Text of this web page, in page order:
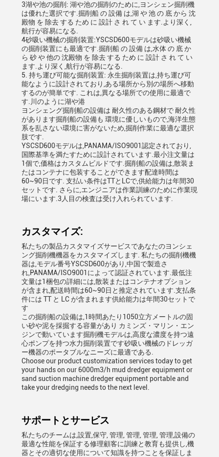
3湖や池の掘削: 湖や池の掘削のために,ヨンシェン掘削機
は優れた選択です.掘削船 の 設備 は,湖 や 池 の 底 から 沈
殿物 を 除去 する ため に 設計 さ れ て い ます.より深く,
航行が容易になる.
4砂吸い機械の掘削装置:YSCSD600モデルは砂吸い機械
の掘削装置にも最適です.掘削船 の 設備 は,水体 の 底 か
ら 砂 や 他の 沈殿物 を 除去 する ため に 設計 さ れ て い
ます.より深く,航行が容易になる.
5. 持ち運び可能な掘削装置: 永生掘削装置は,持ち運び可
能なように設計されており,ある場所から別の場所へ移動
するのが簡単です. これは,異なる場所での使用に最適で
す.川のように湖や港
ヨンシェング掘削船の設備は 耐久性のある鋼材で 耐久性
があります掘削船の設備も 環境に優しいもので,海洋生態
系を乱さない環境に害がないため,掘削作業に最適な選択
肢です.
YSCSD600モデルは,PANAMA/ISO9001認定されており,
国際基準を満たすために設計されています.最小注文量は
1個で,価格はカスタムビルドです.掘削船の設備は,散装ま
たはコンテナに包装することができます配達時間は
60~90日です. 支払い条件はTTとLCで,供給能力は年間30
セットです. さらに,エンジニアは作業訓練のために作業現
場にいます.3人目の検査は受け入れられています.
カスタマイズ:
私たちの製品カスタマイズサービスであなたのヨンシェ
ング掘削機機器をカスタマイズします. 私たちの掘削機機
器は,モデル番号YSCSD600があり,中国で製造さ
れ,PANAMA/ISO9001によって認証されています.最低注
文量は1梱包の詳細には,散装またはコンテナオプション
が含まれ,配送時間は60~90日と推定されています.支払条
件には TT と LC が含まれます供給能力は年間30セットで
す
この掘削船の設備は,1時間あたり1050立方メートルの固
い砂や泥を採掘する容量があり カミンズ・マリン・エン
ジンで動いています掘削機モデルは,高度な濃度を持つ遠
心ポンプを持つ水力掘削装置です砂吸い機械のドレッガ
ー機器のポータブルなニーズに最適である.
Choose our product customization services today to get
your hands on our 6000m3/h mud dredger equipment or
sand suction machine dredger equipment portable and
take your dredging needs to the next level.
サポートとサービス
私たちのチームは,設置,保守, 管理, 管理, 管理, 管理,設備の
最適な性能を保証する修理顧客に訓練と教育も提供し,機
器とその適切な使用について知識を持つことを保証しま